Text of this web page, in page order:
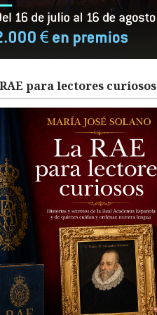
para lectores curiosos